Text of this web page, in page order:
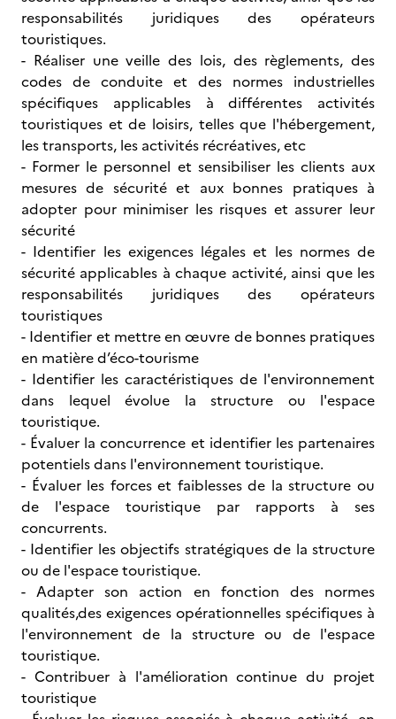
responsabilités juridiques des opérateurs
touristiques.
- Réaliser une veille des lois, des règlements, des
codes de conduite et des normes industrielles
spécifiques applicables à différentes activités
touristiques et de loisirs, telles que l'hébergement,
les transports, les activités récréatives, etc
- Former le personnel et sensibiliser les clients aux
mesures de sécurité et aux bonnes pratiques à
adopter pour minimiser les risques et assurer leur
sécurité
- Identifier les exigences légales et les normes de
sécurité applicables à chaque activité, ainsi que les
responsabilités juridiques des opérateurs
touristiques
- Identifier et mettre en œuvre de bonnes pratiques
en matière d’éco-tourisme
- Identifier les caractéristiques de l'environnement
dans lequel évolue la structure ou l'espace
touristique.
- Évaluer la concurrence et identifier les partenaires
potentiels dans l'environnement touristique.
- Évaluer les forces et faiblesses de la structure ou
de l'espace touristique par rapports à ses
concurrents.
- Identifier les objectifs stratégiques de la structure
ou de l'espace touristique.
- Adapter son action en fonction des normes
qualités,des exigences opérationnelles spécifiques à
l'environnement de la structure ou de l'espace
touristique.
- Contribuer à l'amélioration continue du projet
touristique